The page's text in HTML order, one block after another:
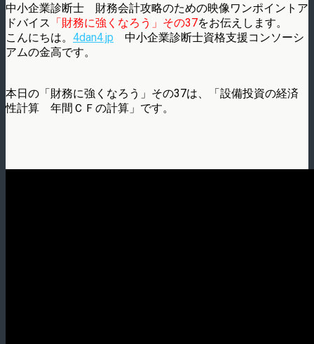
中小企業診断士 財務会計攻略のための映像ワンポイントア
ドバイス 「財務に強くなろう」その37をお伝えします。
こんにちは。 4dan4.jp 中小企業診断士資格支援コンソーシ
アムの金高です。
本日の「財務に強くなろう」その37は、「設備投資の経済
性計算 年間ＣＦの計算」です。